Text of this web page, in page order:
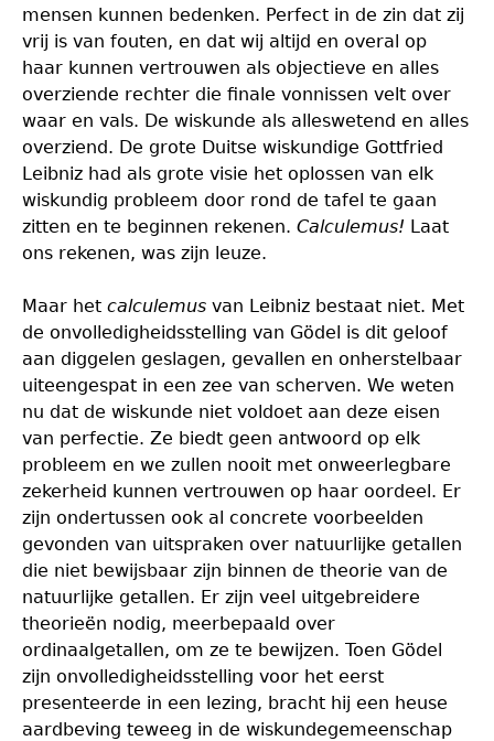
mensen kunnen bedenken. Perfect in de zin dat zij
vrij is van fouten, en dat wij altijd en overal op
haar kunnen vertrouwen als objectieve en alles
overziende rechter die finale vonnissen velt over
waar en vals. De wiskunde als alleswetend en alles
overziend. De grote Duitse wiskundige Gottfried
Leibniz had als grote visie het oplossen van elk
wiskundig probleem door rond de tafel te gaan
zitten en te beginnen rekenen. Calculemus! Laat
ons rekenen, was zijn leuze.
Maar het calculemus van Leibniz bestaat niet. Met
de onvolledigheidsstelling van Gödel is dit geloof
aan diggelen geslagen, gevallen en onherstelbaar
uiteengespat in een zee van scherven. We weten
nu dat de wiskunde niet voldoet aan deze eisen
van perfectie. Ze biedt geen antwoord op elk
probleem en we zullen nooit met onweerlegbare
zekerheid kunnen vertrouwen op haar oordeel. Er
zijn ondertussen ook al concrete voorbeelden
gevonden van uitspraken over natuurlijke getallen
die niet bewijsbaar zijn binnen de theorie van de
natuurlijke getallen. Er zijn veel uitgebreidere
theorieën nodig, meerbepaald over
ordinaalgetallen, om ze te bewijzen. Toen Gödel
zijn onvolledigheidsstelling voor het eerst
presenteerde in een lezing, bracht hij een heuse
aardbeving teweeg in de wiskundegemeenschap